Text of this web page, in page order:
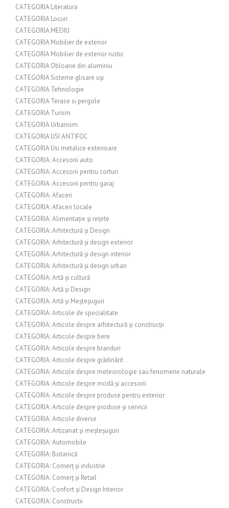
CATEGORIA Literatura
CATEGORIA Locuri
CATEGORIA MEDIU
CATEGORIA Mobilier de exterior
CATEGORIA Mobilier de exterior rustic
CATEGORIA Obloane din aluminiu
CATEGORIA Sisteme glisare uși
CATEGORIA Tehnologie
CATEGORIA Terase si pergole
CATEGORIA Turism
CATEGORIA Urbanism
CATEGORIA USI ANTIFOC
CATEGORIA Usi metalice exterioare
CATEGORIA: Accesorii auto
CATEGORIA: Accesorii pentru corturi
CATEGORIA: Accesorii pentru garaj
CATEGORIA: Afaceri
CATEGORIA: Afaceri locale
CATEGORIA: Alimentație și rețete
CATEGORIA: Arhitectură și Design
CATEGORIA: Arhitectură și design exterior
CATEGORIA: Arhitectură și design interior
CATEGORIA: Arhitectură și design urban
CATEGORIA: Artă și cultură
CATEGORIA: Artă și Design
CATEGORIA: Artă și Meșteșuguri
CATEGORIA: Articole de specialitate
CATEGORIA: Articole despre arhitectură și construcții
CATEGORIA: Articole despre bere
CATEGORIA: Articole despre branduri
CATEGORIA: Articole despre grădinărit
CATEGORIA: Articole despre meteorologie sau fenomene naturale
CATEGORIA: Articole despre modă și accesorii
CATEGORIA: Articole despre produse pentru exterior
CATEGORIA: Articole despre produse și servicii
CATEGORIA: Articole diverse
CATEGORIA: Artizanat și meșteșuguri
CATEGORIA: Automobile
CATEGORIA: Botanică
CATEGORIA: Comerț și industrie
CATEGORIA: Comerț și Retail
CATEGORIA: Confort și Design Interior
CATEGORIA: Constructii